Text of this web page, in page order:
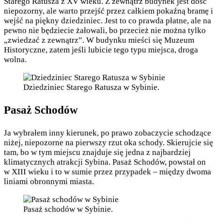
niepozorny, ale warto przejść przez całkiem pokaźną bramę i
wejść na piękny dziedziniec. Jest to co prawda płatne, ale na
pewno nie będziecie żałowali, bo przecież nie można tylko
„zwiedzać z zewnątrz”. W budynku mieści się Muzeum
Historyczne, zatem jeśli lubicie tego typu miejsca, droga
wolna.
Dziedziniec Starego Ratusza w Sybinie.
Pasaż Schodów
Ja wybrałem inny kierunek, po prawo zobaczycie schodzące
niżej, niepozorne na pierwszy rzut oka schody. Skierujcie się
tam, bo w tym miejscu znajduje się jedna z najbardziej
klimatycznych atrakcji Sybina. Pasaż Schodów, powstał on
w XIII wieku i to w sumie przez przypadek – między dwoma
liniami obronnymi miasta.
Pasaż schodów w Sybinie.